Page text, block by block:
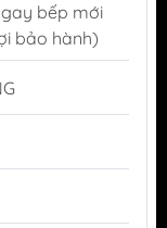
bếp mới
bảo hành)